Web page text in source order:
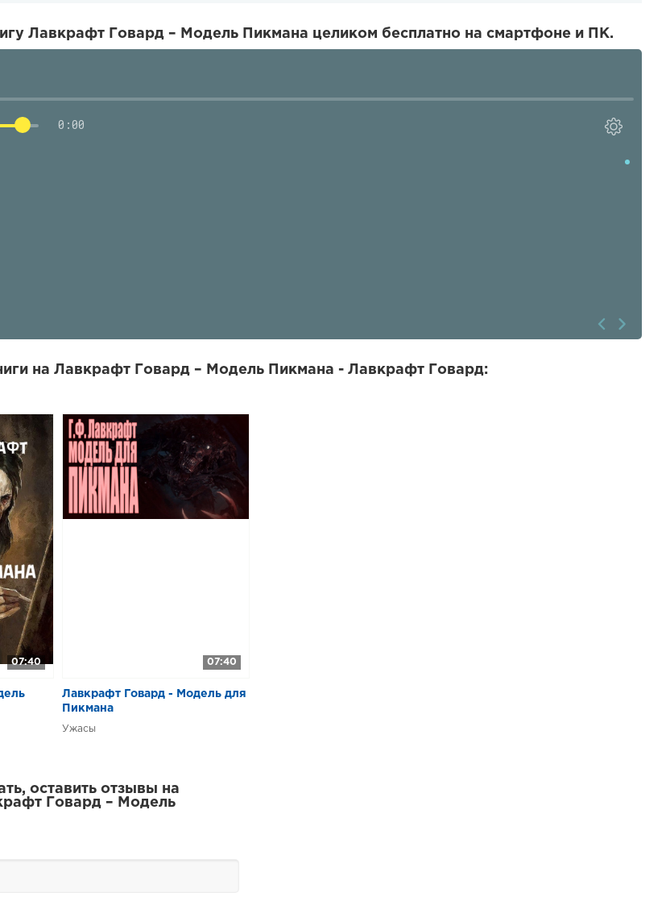
Лавкрафт Говард – Модель Пикмана целиком бесплатно на смартфоне и ПК.
0:00
на Лавкрафт Говард – Модель Пикмана - Лавкрафт Говард:
07:40 07:40
Лавкрафт Говард - Модель для
Пикмана
Ужасы
оставить отзывы на
Говард – Модель